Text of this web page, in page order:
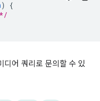
)
{
디어 쿼리로 문의할 수 있